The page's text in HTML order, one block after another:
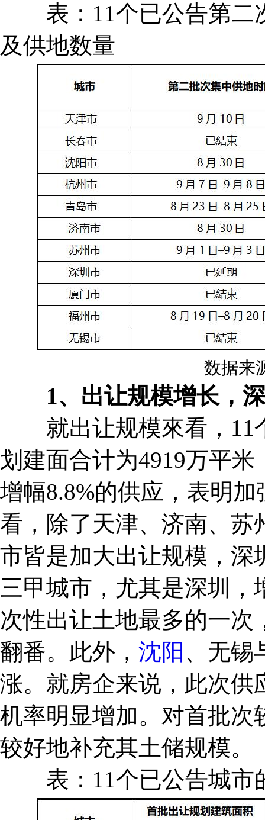
表：11个已公告第二
及供地数量
数据来
1、出让规模增长，
就出让规模來看，11
划建面合计为4919万平
增幅8.8%的供应，表明
看，除了天津、济南、苏
市皆是加大出让规模，深
三甲城市，尤其是深圳，
次性出让土地最多的一
翻番。此外， 沈阳 、无锡
涨。就房企来说，此次供
机率明显增加。对首批次
较好地补充其土储规模。
表：11个已公告城市